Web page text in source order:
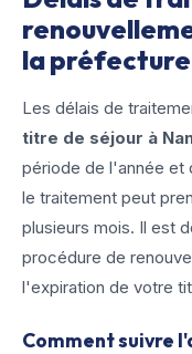
la
Les délais de
titre de séjour à
période de l'année et
le traitement peut
plusieurs mois. Il est
procédure de
l'expiration de votre
Comment suivre